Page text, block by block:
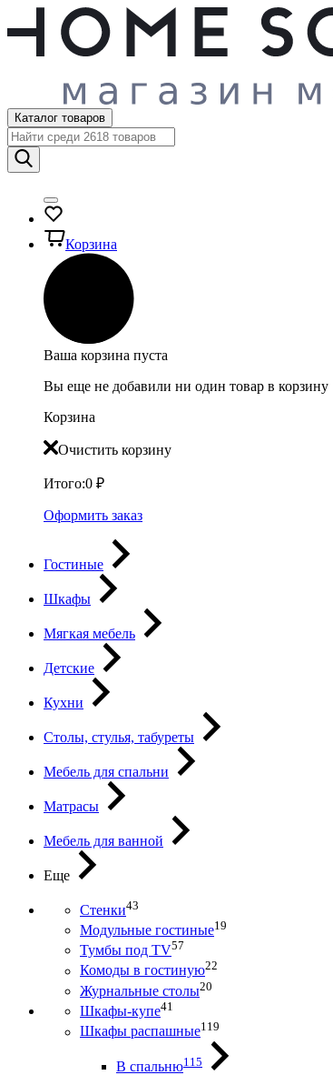
Каталог товаров
Корзина
Ваша корзина пуста
Вы еще не добавили ни один товар в корзину
Корзина
Очистить корзину
Итого:0 ₽
Оформить заказ
Гостиные
Шкафы
Мягкая мебель
Детские
Кухни
Столы, стулья, табуреты
Мебель для спальни
Матрасы
Мебель для ванной
Еще
Стенки43
Модульные гостиные19
Тумбы под ТV57
Комоды в гостиную22
Журнальные столы20
Шкафы-купе41
Шкафы распашные119
В спальню115